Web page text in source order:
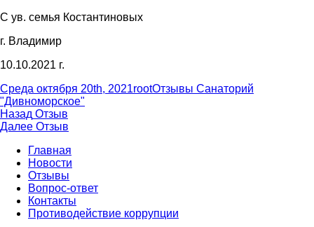
С ув. семья Костантиновых
г. Владимир
10.10.2021 г.
Опубликовано
Среда октября 20th, 2021Автор
rootРубрики
Отзывы Санаторий
"Дивноморское"
Навигация
по
записям
Назад Предыдущая
запись:
Отзыв
Далее Следующая
Отзыв
Главная
Новости
Отзывы
Вопрос-ответ
Контакты
Противодействие коррупции